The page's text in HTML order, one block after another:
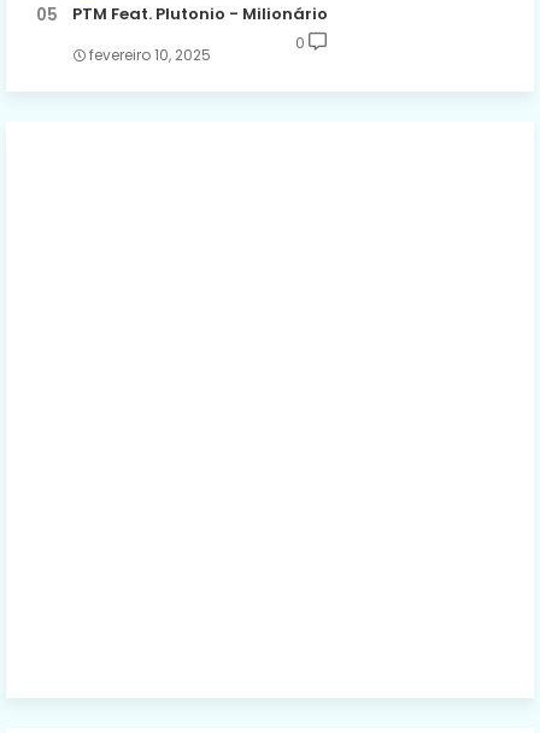
PTM Feat. Plutonio - Milionário
fevereiro 10, 2025
0